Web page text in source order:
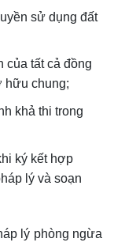
sử dụng đất
của tất cả đồng
hữu chung;
khả thi trong
ký kết hợp
lý và soạn
lý phòng ngừa